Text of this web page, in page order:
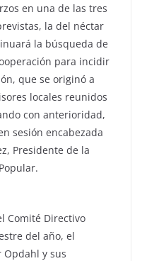
en una de las tres
la del néctar
la búsqueda de
para incidir
que se originó a
locales reunidos
con anterioridad,
sesión encabezada
Presidente de la
Comité Directivo
del año, el
Opdahl y sus